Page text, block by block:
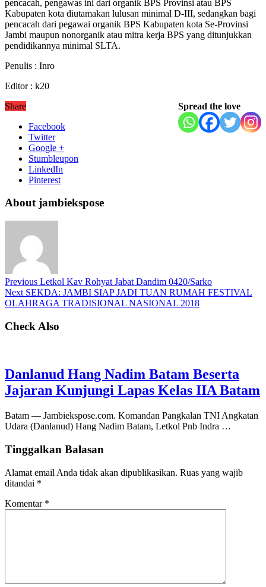
pencacah, pengawas ini dari organik BPS Provinsi atau BPS
Kabupaten kota diutamakan lulusan minimal D-III, sedangkan bagi
pencacah dari pegawai organik BPS Kabupaten kota Se-Provinsi
Jambi maupun nonorganik atau mitra kerja BPS yang ditunjukkan
pendidikannya minimal SLTA.
Penulis : Inro
Editor : k20
Spread the love
Share
Facebook
Twitter
Google +
Stumbleupon
LinkedIn
Pinterest
About jambiekspose
Previous Letkol Kav Rohyat Jabat Dandim 0420/Sarko
Next SEKDA: JAMBI SIAP JADI TUAN RUMAH FESTIVAL
OLAHRAGA TRADISIONAL NASIONAL 2018
Check Also
Danlanud Hang Nadim Batam Beserta
Jajaran Kunjungi Lapas Kelas IIA Batam
Batam — Jambiekspose.com. Komandan Pangkalan TNI Angkatan
Udara (Danlanud) Hang Nadim Batam, Letkol Pnb Indra …
Tinggalkan Balasan
Alamat email Anda tidak akan dipublikasikan. Ruas yang wajib
ditandai *
Komentar *